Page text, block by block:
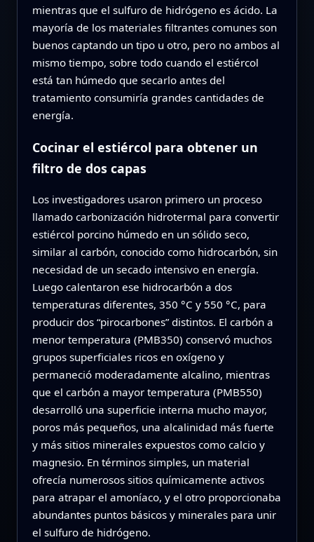
mientras que el sulfuro de hidrógeno es ácido. La
mayoría de los materiales filtrantes comunes son
buenos captando un tipo u otro, pero no ambos al
mismo tiempo, sobre todo cuando el estiércol
está tan húmedo que secarlo antes del
tratamiento consumiría grandes cantidades de
energía.
Cocinar el estiércol para obtener un
filtro de dos capas
Los investigadores usaron primero un proceso
llamado carbonización hidrotermal para convertir
estiércol porcino húmedo en un sólido seco,
similar al carbón, conocido como hidrocarbón, sin
necesidad de un secado intensivo en energía.
Luego calentaron ese hidrocarbón a dos
temperaturas diferentes, 350 °C y 550 °C, para
producir dos “pirocarbones” distintos. El carbón a
menor temperatura (PMB350) conservó muchos
grupos superficiales ricos en oxígeno y
permaneció moderadamente alcalino, mientras
que el carbón a mayor temperatura (PMB550)
desarrolló una superficie interna mucho mayor,
poros más pequeños, una alcalinidad más fuerte
y más sitios minerales expuestos como calcio y
magnesio. En términos simples, un material
ofrecía numerosos sitios químicamente activos
para atrapar el amoníaco, y el otro proporcionaba
abundantes puntos básicos y minerales para unir
el sulfuro de hidrógeno.